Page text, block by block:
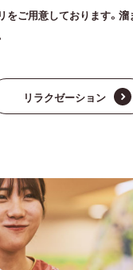
をご用意しております。溜
リラクゼーション